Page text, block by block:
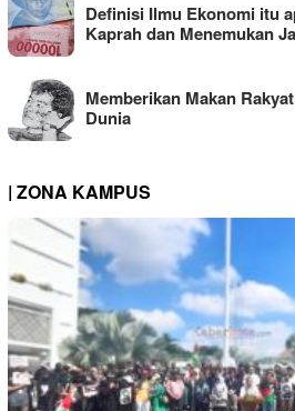
Definisi Ilmu Ekonomi itu
Kaprah dan Menemukan
Memberikan Makan
Dunia
| ZONA KAMPUS